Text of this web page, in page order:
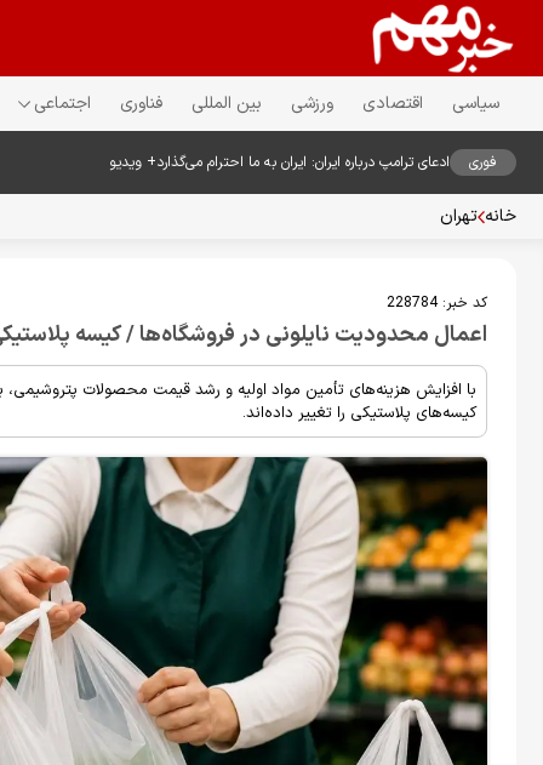
سیاسی اقتصادی ورزشی بین المللی فناوری اجتماعی
فوری ادعای ترامپ درباره ایران: ایران به ما احترام می‌گذارد+ ویدیو
خانه تهران
کد خبر:228784
اعمال محدودیت نایلونی در فروشگاه‌ها / کیسه پلاستیکی ۵۰ درصد گران
با افزایش هزینه‌های تأمین مواد اولیه و رشد قیمت محصولات
کیسه‌های پلاستیکی را تغییر داده‌اند.